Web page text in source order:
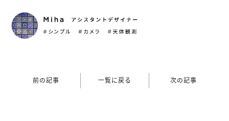
前の記事 一覧に戻る 次の記事